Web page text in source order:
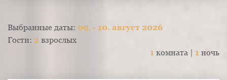
Выбранные даты: 09. - 10. август 2026
Гости: 2 взрослых
1 комната | 1 ночь